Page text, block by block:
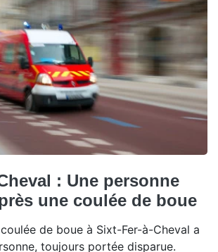
: Une personne
une coulée de boue
de boue à Sixt-Fer-à-Cheval a
toujours portée disparue.